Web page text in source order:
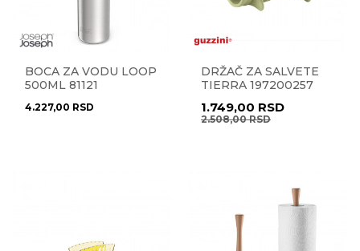
BOCA ZA VODU LOOP
500ML 81121
4.227,00 RSD
DRŽAČ ZA SALVETE
TIERRA 197200257
1.749,00 RSD
2.508,00RSD